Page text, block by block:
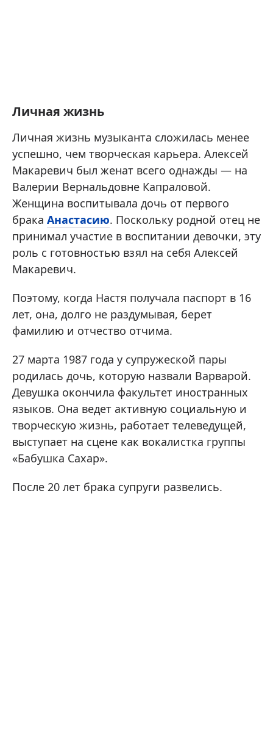
Личная жизнь
Личная жизнь музыканта сложилась менее
успешно, чем творческая карьера. Алексей
Макаревич был женат всего однажды — на
Валерии Вернальдовне Капраловой.
Женщина воспитывала дочь от первого
брака Анастасию. Поскольку родной отец не
принимал участие в воспитании девочки, эту
роль с готовностью взял на себя Алексей
Макаревич.
Поэтому, когда Настя получала паспорт в 16
лет, она, долго не раздумывая, берет
фамилию и отчество отчима.
27 марта 1987 года у супружеской пары
родилась дочь, которую назвали Варварой.
Девушка окончила факультет иностранных
языков. Она ведет активную социальную и
творческую жизнь, работает телеведущей,
выступает на сцене как вокалистка группы
«Бабушка Сахар».
После 20 лет брака супруги развелись.